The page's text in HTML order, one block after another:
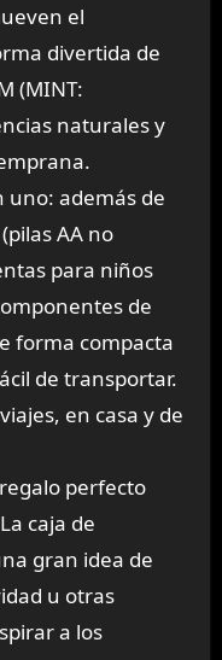
el
divertida de
(MINT:
naturales y
uno: además de
AA no
para niños
de
forma compacta
de transportar.
en casa y de
perfecto
caja de
gran idea de
u otras
a los